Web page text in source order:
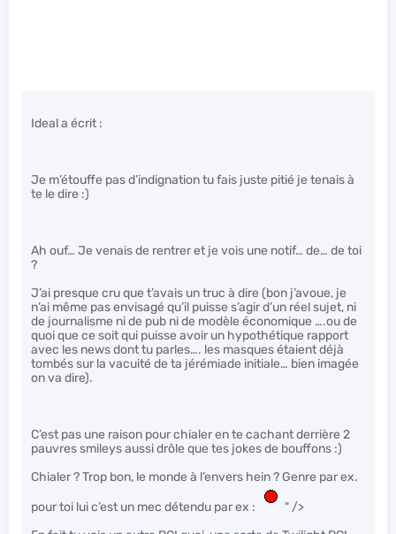
Ideal a écrit :
Je m’étouffe pas d’indignation tu fais juste pitié je tenais à
te le dire :)
Ah ouf… Je venais de rentrer et je vois une notif… de… de toi
?
J’ai presque cru que t’avais un truc à dire (bon j’avoue, je
n’ai même pas envisagé qu’il puisse s’agir d’un réel sujet, ni
de journalisme ni de pub ni de modèle économique ….ou de
quoi que ce soit qui puisse avoir un hypothétique rapport
avec les news dont tu parles…. les masques étaient déjà
tombés sur la vacuité de ta jérémiade initiale… bien imagée
on va dire).
C’est pas une raison pour chialer en te cachant derrière 2
pauvres smileys aussi drôle que tes jokes de bouffons :)
Chialer ? Trop bon, le monde à l’envers hein ? Genre par ex.
pour toi lui c’est un mec détendu par ex :
" />